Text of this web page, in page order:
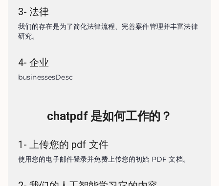
3-法律
我们的存在是为了简化法律流程、完善案件管理并丰富法律
研究。
4-企业
businessesDesc
chatpdf 是如何工作的？
1 -上传您的 pdf 文件
使用您的电子邮件登录并免费上传您的初始 PDF 文档。